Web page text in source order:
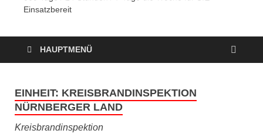
Einsatzbereit
HAUPTMENÜ
EINHEIT: KREISBRANDINSPEKTION
NÜRNBERGER LAND
Kreisbrandinspektion